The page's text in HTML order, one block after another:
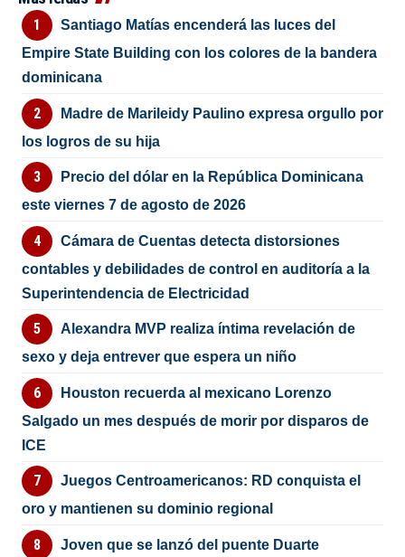
Santiago Matías encenderá las luces del
Empire State Building con los colores de la bandera
dominicana
Madre de Marileidy Paulino expresa orgullo por
los logros de su hija
Precio del dólar en la República Dominicana
este viernes 7 de agosto de 2026
Cámara de Cuentas detecta distorsiones
contables y debilidades de control en auditoría a la
Superintendencia de Electricidad
Alexandra MVP realiza íntima revelación de
sexo y deja entrever que espera un niño
Houston recuerda al mexicano Lorenzo
Salgado un mes después de morir por disparos de
ICE
Juegos Centroamericanos: RD conquista el
oro y mantienen su dominio regional
Joven que se lanzó del puente Duarte